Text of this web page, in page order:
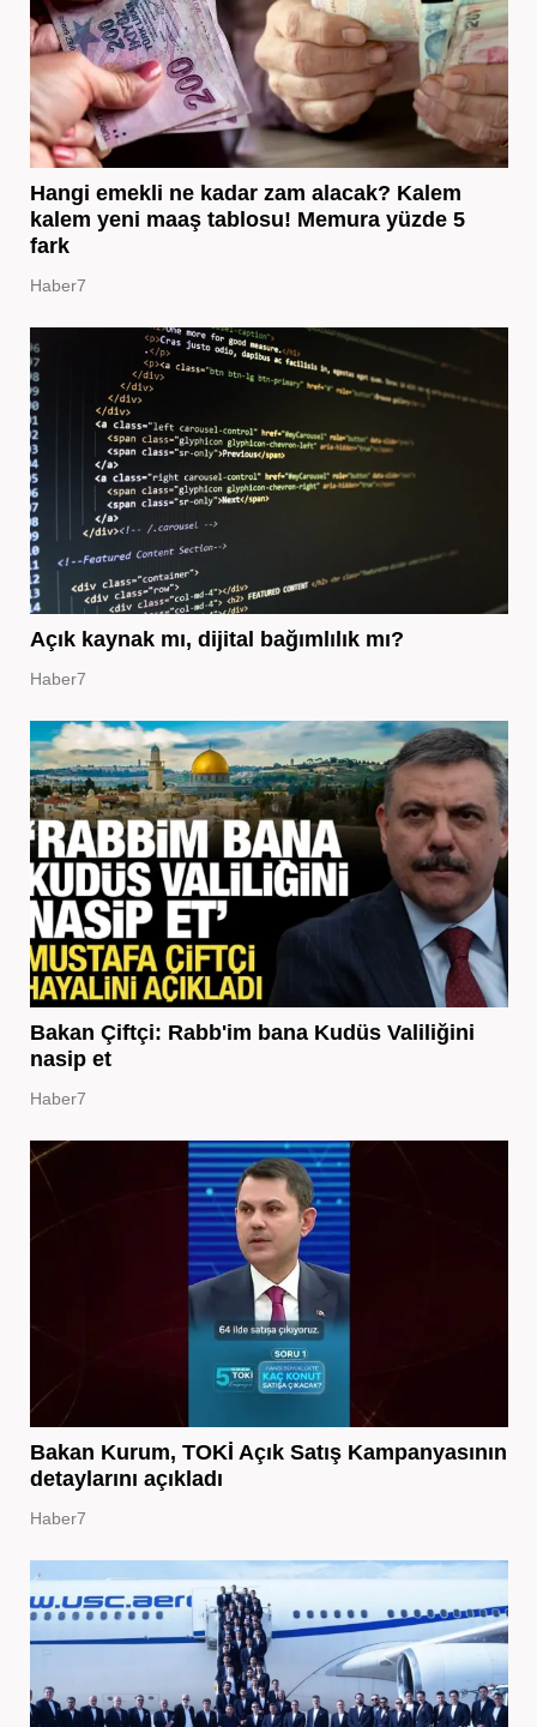
Hangi emekli ne kadar zam alacak? Kalem
kalem yeni maaş tablosu! Memura yüzde 5
fark
Haber7
Açık kaynak mı, dijital bağımlılık mı?
Haber7
Bakan Çiftçi: Rabb'im bana Kudüs Valiliğini
nasip et
Haber7
Bakan Kurum, TOKİ Açık Satış Kampanyasının
detaylarını açıkladı
Haber7